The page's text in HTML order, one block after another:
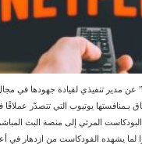
مدير تنفيذي لقيادة جهودها في
بـمنافستها يوتيوب التي تتصدّر
المرئي إلى منصة البث
لما يشهده الفودكاست من ازدهار في